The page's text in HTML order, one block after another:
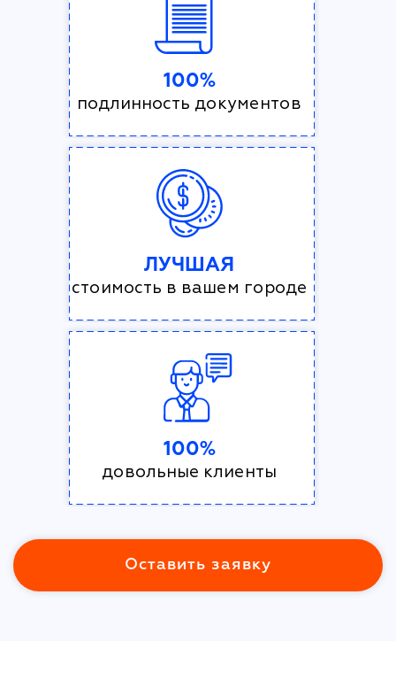
100%
подлинность документов
ЛУЧШАЯ
стоимость в вашем городе
100%
довольные клиенты
Оставить заявку